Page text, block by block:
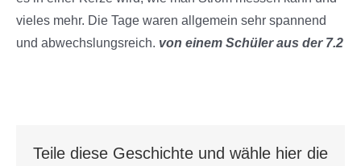
vieles mehr. Die Tage waren allgemein sehr spannend
und abwechslungsreich. von einem Schüler aus der 7.2
Teile diese Geschichte und wähle hier die